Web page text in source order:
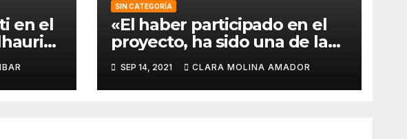
en el
SIN CATEGORÍA
«El haber participado en el
proyecto, ha sido una de las
mejores experiencias que he
vivido, pues a pesar de la
barrera del idioma, he sido
SEP 14, 2021 CLARA MOLINA AMADOR